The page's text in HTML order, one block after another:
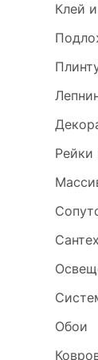
Клей
Рейки
Обои